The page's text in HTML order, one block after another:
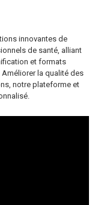
innovantes de
de santé, alliant
et formats
la qualité des
notre plateforme et